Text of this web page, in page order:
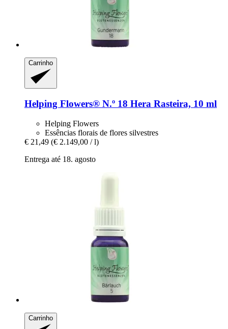
Carrinho
Helping Flowers® N.º 18 Hera Rasteira, 10 ml
Helping Flowers
Essências florais de flores silvestres
€ 21,49 (€ 2.149,00 / l)
Entrega até 18. agosto
Carrinho